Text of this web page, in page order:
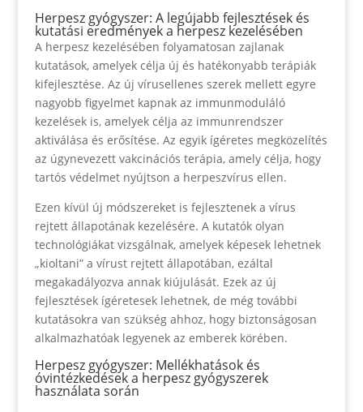
Herpesz gyógyszer: A legújabb fejlesztések és
kutatási eredmények a herpesz kezelésében
A herpesz kezelésében folyamatosan zajlanak
kutatások, amelyek célja új és hatékonyabb terápiák
kifejlesztése. Az új vírusellenes szerek mellett egyre
nagyobb figyelmet kapnak az immunmoduláló
kezelések is, amelyek célja az immunrendszer
aktiválása és erősítése. Az egyik ígéretes megközelítés
az úgynevezett vakcinációs terápia, amely célja, hogy
tartós védelmet nyújtson a herpeszvírus ellen.
Ezen kívül új módszereket is fejlesztenek a vírus
rejtett állapotának kezelésére. A kutatók olyan
technológiákat vizsgálnak, amelyek képesek lehetnek
„kioltani” a vírust rejtett állapotában, ezáltal
megakadályozva annak kiújulását. Ezek az új
fejlesztések ígéretesek lehetnek, de még további
kutatásokra van szükség ahhoz, hogy biztonságosan
alkalmazhatóak legyenek az emberek körében.
Herpesz gyógyszer: Mellékhatások és
óvintézkedések a herpesz gyógyszerek
használata során